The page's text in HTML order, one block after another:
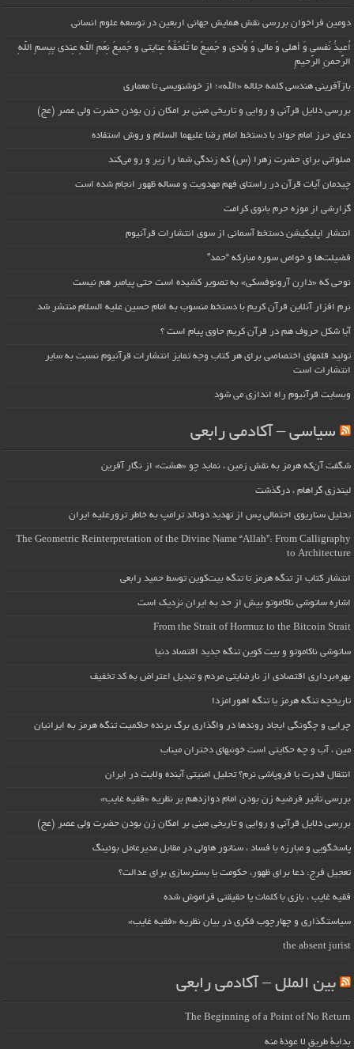
دومین فراخوان بررسی نقش همایش جهانی اربعین در توسعه علوم انسانی
اُعیذُ نَفسی وَ أهلی وَ مالی وَ وُلدی و جَمیعَ ما تَلحَقُهُ عِنایتی و جَمیعَ نِعَمِ اللّهِ عِندی بِبِسمِ اللّهِ
الرَّحمنِ الرَّحیمِ
بازآفرینی هندسی کلمه جلاله «الله»؛ از خوشنویسی تا معماری
بررسی دلایل قرآنی و روایی و تاریخی مبنی بر امکان زن بودن حضرت ولی عصر (عج)
دعای حرز امام جواد با دستخط امام رضا علیهما السلام و روش استفاده
صلواتی برای حضرت زهرا (س) که زندگی شما را زیر و رو می‌کند
چیدمان آیات قرآن در راستای فهم مهدویت و مساله ظهور انجام شده است
گزارشی از موزه حرم بانوی کرامت
انتشار اپلیکیشن دستخط آسمانی از سوی انتشارات قرآنیوم
فضیلت‌ها و خواص سوره مبارکه “حمد”
نوحی که «دارِن آرونوفسکی» به تصویر کشیده است حتی پیامبر هم نیست
نرم افزار آنلاین قرآن کریم با دستخط منسوب به امام حسین علیه السلام منتشر شد
آیا شکل حروف هم در قرآن کریم حاوی پیام است ؟
تولید قلمهای اختصاصی برای هر کتاب وجه تمایز انتشارات قرآنیوم نسبت به سایر
انتشارات است
وبسایت قرآنیوم راه اندازی می شود
سیاسی – آکادمی رابعی
شگفت آن‌که هرمز به نقش زمین ، نماید چو «هشت» از نگار آفرین
لیندزی گراهام ، درگذشت
تحلیل سناریوی احتمالی پس از تهدید دونالد ترامپ به خاطر ترورعلیه ایران
The Geometric Reinterpretation of the Divine Name “Allah”: From Calligraphy
to Architecture
انتشار کتاب از تنگه هرمز تا تنگه بیت‌کوین توسط حمید رابعی
اشاره ساتوشی ناکاموتو بیش از حد به ایران نزدیک است
From the Strait of Hormuz to the Bitcoin Strait
ساتوشی ناکاموتو و بیت کوین تنگه جدید اقتصاد دنیا
بهره‌برداری اقتصادی از نارضایتی مردم و تبدیل اعتراض به کد تخفیف
تاریخچه تنگه هرمز یا تنگه اهورامزدا
چرایی و چگونگی ایجاد روندها در واگذاری برگ برنده حاکمیت تنگه هرمز به ایرانیان
مین ، آب و چه حکایتی است خونبهای دختران میناب
انتقال قدرت یا فروپاشی نرم؟ تحلیل امنیتی آینده ولایت در ایران
بررسی تأثیر فرضیه زن بودن امام دوازدهم بر نظریه «فقیه غایب»
بررسی دلایل قرآنی و روایی و تاریخی مبنی بر امکان زن بودن حضرت ولی عصر (عج)
پاسخگویی و مبارزه با فساد ، سناتور هاولی در مقابل مدیرعامل بوئینگ
تعجیل فرج: دعا برای ظهور، حکومت یا بسترسازی برای عدالت؟
فقیه غایب ، بازی با کلمات یا حقیقتی فراموش شده
سیاستگذاری و چهارچوب فکری در بیان نظریه «فقیه غایب»
the absent jurist
بین الملل – آکادمی رابعی
The Beginning of a Point of No Return
بداية طريقٍ لا عودة منه